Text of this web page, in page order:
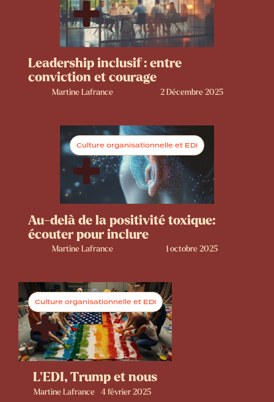
Leadership inclusif : entre
conviction et courage
Martine Lafrance 2 Décembre 2025
Culture organisationnelle et EDI
Au-delà de la positivité toxique:
écouter pour inclure
Martine Lafrance 1 octobre 2025
Culture organisationnelle et EDI
L’EDI, Trump et nous
Martine Lafrance 4 février 2025